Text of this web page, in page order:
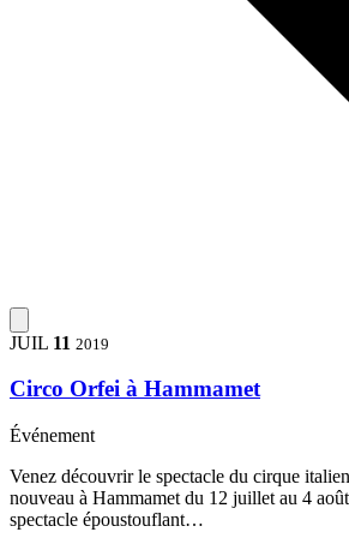
JUIL 11 2019
Circo Orfei à Hammamet
Événement
Venez découvrir le spectacle du cirque
nouveau à Hammamet du 12 juillet au 4
spectacle époustouflant…